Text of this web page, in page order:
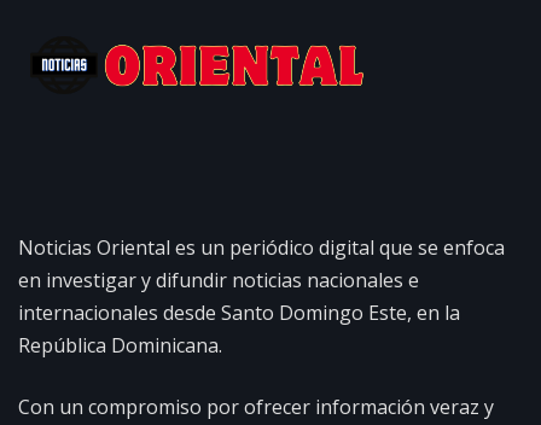
Noticias Oriental es un periódico digital que se enfoca
en investigar y difundir noticias nacionales e
internacionales desde Santo Domingo Este, en la
República Dominicana.
Con un compromiso por ofrecer información veraz y